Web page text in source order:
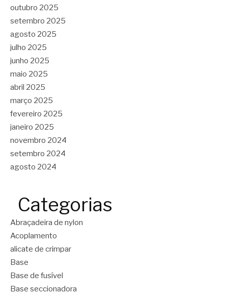
outubro 2025
setembro 2025
agosto 2025
julho 2025
junho 2025
maio 2025
abril 2025
março 2025
fevereiro 2025
janeiro 2025
novembro 2024
setembro 2024
agosto 2024
Categorias
Abraçadeira de nylon
Acoplamento
alicate de crimpar
Base
Base de fusível
Base seccionadora